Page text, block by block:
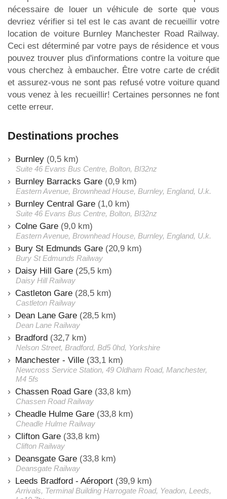
nécessaire de louer un véhicule de sorte que vous
devriez vérifier si tel est le cas avant de recueillir votre
location de voiture Burnley Manchester Road Railway.
Ceci est déterminé par votre pays de résidence et vous
pouvez trouver plus d'informations contre la voiture que
vous cherchez à embaucher. Être votre carte de crédit
et assurez-vous ne sont pas refusé votre voiture quand
vous venez à les recueillir! Certaines personnes ne font
cette erreur.
Destinations proches
Burnley (0,5 km)
Suite 46 Evans Bus Centre, Bolton, Bl32nz
Burnley Barracks Gare (0,9 km)
Eastern Avenue, Brownhead House, Burnley, England, U.k.
Burnley Central Gare (1,0 km)
Suite 46 Evans Bus Centre, Bolton, Bl32nz
Colne Gare (9,0 km)
Eastern Avenue, Brownhead House, Burnley, England, U.k.
Bury St Edmunds Gare (20,9 km)
Bury St Edmunds Railway
Daisy Hill Gare (25,5 km)
Daisy Hill Railway
Castleton Gare (28,5 km)
Castleton Railway
Dean Lane Gare (28,5 km)
Dean Lane Railway
Bradford (32,7 km)
Nelson Street, Bradford, Bd5 0hd, Yorkshire
Manchester - Ville (33,1 km)
Newcross Service Station, 49 Oldham Road, Manchester,
M4 5fs
Chassen Road Gare (33,8 km)
Chassen Road Railway
Cheadle Hulme Gare (33,8 km)
Cheadle Hulme Railway
Clifton Gare (33,8 km)
Clifton Railway
Deansgate Gare (33,8 km)
Deansgate Railway
Leeds Bradford - Aéroport (39,9 km)
Arrivals, Terminal Building Harrogate Road, Yeadon, Leeds,